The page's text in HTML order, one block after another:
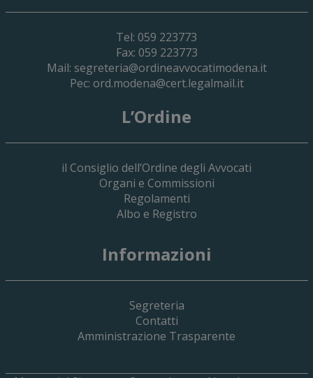
Tel: 059 223773
Fax: 059 223773
Mail: segreteria@ordineavvocatimodena.it
Pec: ord.modena@cert.legalmail.it
L’Ordine
il Consiglio dell’Ordine degli Avvocati
Organi e Commissioni
Regolamenti
Albo e Registro
Informazioni
Segreteria
Contatti
Amministrazione Trasparente